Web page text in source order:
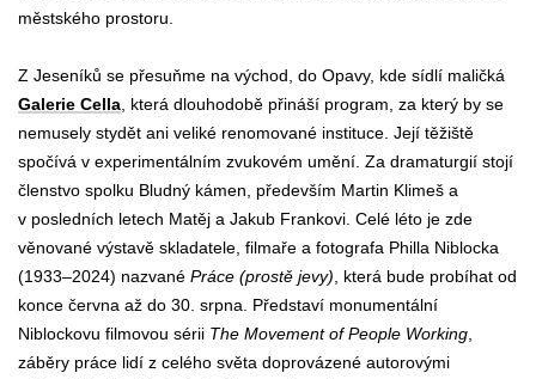
městského prostoru.
Z Jeseníků se přesuňme na východ, do Opavy, kde sídlí maličká
Galerie Cella , která dlouhodobě přináší program, za který by se
nemusely stydět ani veliké renomované instituce. Její těžiště
spočívá v experimentálním zvukovém umění. Za dramaturgií stojí
členstvo spolku Bludný kámen, především Martin Klimeš a
v posledních letech Matěj a Jakub Frankovi. Celé léto je zde
věnované výstavě skladatele, filmaře a fotografa Philla Niblocka
(1933–2024) nazvané Práce (prostě jevy) , která bude probíhat od
konce června až do 30. srpna. Představí monumentální
Niblockovu filmovou sérii The Movement of People Working
záběry práce lidí z celého světa doprovázené autorovými